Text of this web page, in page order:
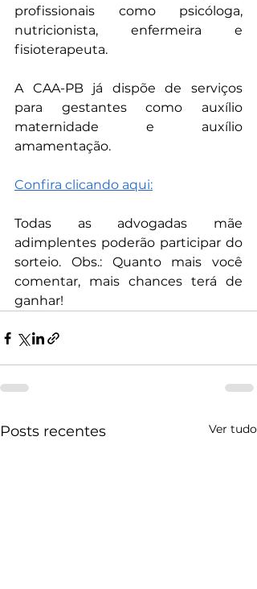
profissionais como psicóloga,
nutricionista, enfermeira e
fisioterapeuta.
A CAA-PB já dispõe de serviços
para gestantes como auxílio
maternidade e auxílio
amamentação.
Confira clicando aqui:
Todas as advogadas mãe
adimplentes poderão participar do
sorteio. Obs.: Quanto mais você
comentar, mais chances terá de
ganhar!
Posts recentes Ver tudo